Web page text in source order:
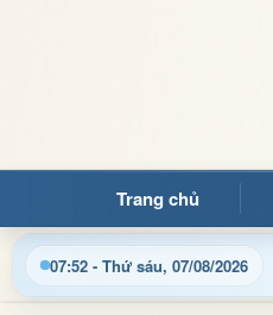
Trang chủ
07:52 - Thứ sáu, 07/08/2026
Chào mừng quý bạn đọc